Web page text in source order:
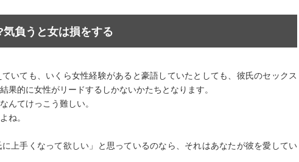
負うと女は損をする
いても、いくら女性経験があると豪語していたとしても、彼氏のセックス
果的に女性がリードするしかないかたちとなります。
んてけっこう難しい。
ね。
上手くなって欲しい」と思っているのなら、それはあなたが彼を愛してい